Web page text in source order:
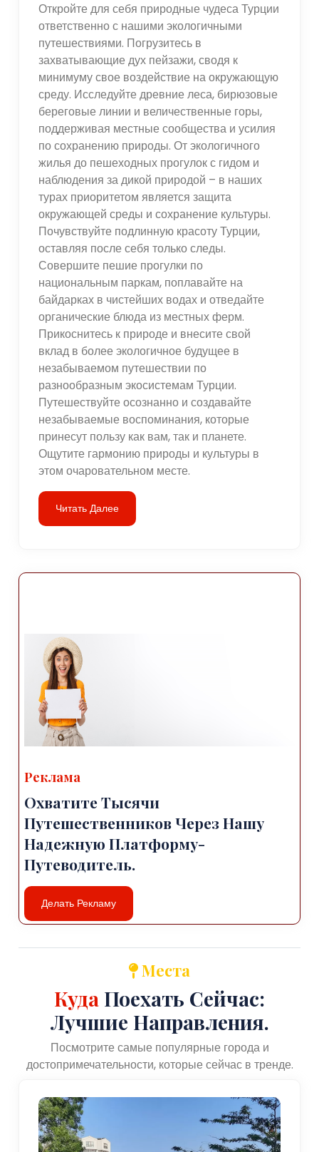
Откройте для себя природные чудеса Турции
ответственно с нашими экологичными
путешествиями. Погрузитесь в
захватывающие дух пейзажи, сводя к
минимуму свое воздействие на окружающую
среду. Исследуйте древние леса, бирюзовые
береговые линии и величественные горы,
поддерживая местные сообщества и усилия
по сохранению природы. От экологичного
жилья до пешеходных прогулок с гидом и
наблюдения за дикой природой – в наших
турах приоритетом является защита
окружающей среды и сохранение культуры.
Почувствуйте подлинную красоту Турции,
оставляя после себя только следы.
Совершите пешие прогулки по
национальным паркам, поплавайте на
байдарках в чистейших водах и отведайте
органические блюда из местных ферм.
Прикоснитесь к природе и внесите свой
вклад в более экологичное будущее в
незабываемом путешествии по
разнообразным экосистемам Турции.
Путешествуйте осознанно и создавайте
незабываемые воспоминания, которые
принесут пользу как вам, так и планете.
Ощутите гармонию природы и культуры в
этом очаровательном месте.
Читать Далее
Реклама
Охватите Тысячи
Путешественников Через Нашу
Надежную Платформу-
Путеводитель.
Делать Рекламу
Места
Куда Поехать Сейчас:
Лучшие Направления.
Посмотрите самые популярные города и
достопримечательности, которые сейчас в тренде.